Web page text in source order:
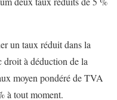
un taux réduit dans la
droit à déduction de la
moyen pondéré de TVA
à tout moment.